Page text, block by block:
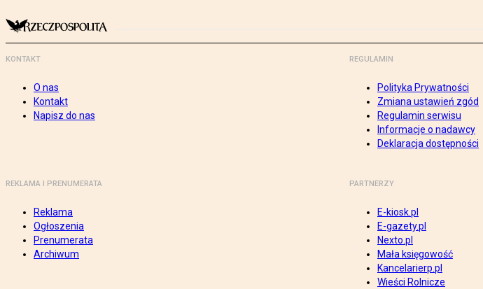
KONTAKT
O nas
Kontakt
Napisz do nas
REGULAMIN
Polityka Prywatności
Zmiana ustawień zgód
Regulamin serwisu
Informacje o nadawcy
Deklaracja dostępności
REKLAMA I PRENUMERATA
Reklama
Ogłoszenia
Prenumerata
Archiwum
PARTNERZY
E-kiosk.pl
E-gazety.pl
Nexto.pl
Mała księgowość
Kancelarierp.pl
Wieści Rolnicze